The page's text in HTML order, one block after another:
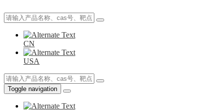
CN
USA
Toggle navigation